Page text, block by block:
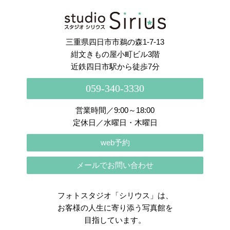
Instagram でフォロー
三重県四日市市鵜の森1-7-13
紺文きもの屋小町ビル3階
近鉄四日市駅から徒歩7分
059-340-3330
営業時間／9:00～18:00
定休日／水曜日・木曜日
web予約
メールでお問い合わせ
フォトスタジオ「シリウス」は、
お客様の人生に寄り添う写真館を
目指しています。